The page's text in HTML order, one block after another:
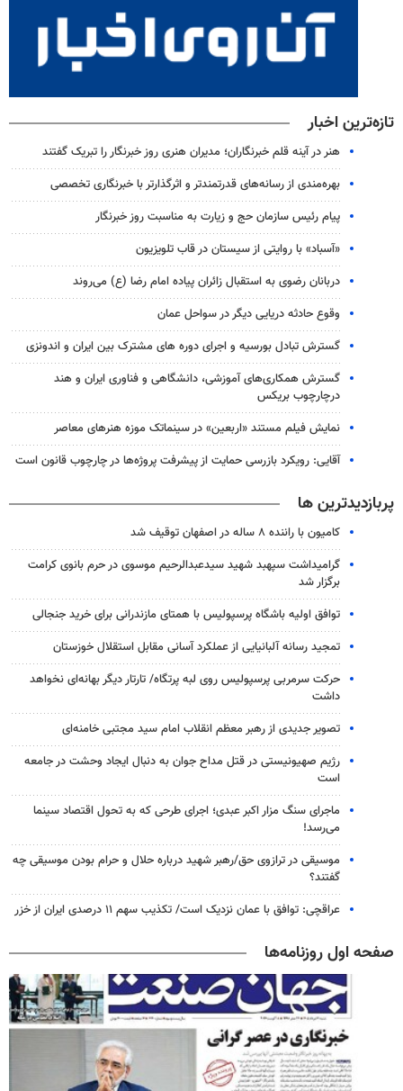
تازه‌ترین اخبار
هنر در آینه قلم خبرنگاران؛ مدیران هنری روز خبرنگار را تبریک گفتند
بهره‌مندی از رسانه‌های قدرتمندتر و اثرگذارتر با خبرنگاری تخصصی
پیام رئیس سازمان حج و زیارت به مناسبت روز خبرنگار
«آسباد» با روایتی از سیستان در قاب تلویزیون
دربانان رضوی به استقبال زائران پیاده امام رضا (ع) می‌روند
وقوع حادثه دریایی دیگر در سواحل عمان
گسترش تبادل بورسیه و اجرای دوره های مشترک بین ایران و اندونزی
گسترش همکاری‌های آموزشی، دانشگاهی و فناوری ایران و هند
درچارچوب بریکس
نمایش فیلم مستند «اربعین» در سینماتک موزه هنرهای معاصر
آقایی: رویکرد بازرسی حمایت از پیشرفت پروژه‌ها در چارچوب قانون است
پربازدیدترین ها
کامیون با راننده ۸ ساله در اصفهان توقیف شد
گرامیداشت سپهبد شهید سیدعبدالرحیم موسوی در حرم بانوی کرامت
برگزار شد
توافق اولیه باشگاه پرسپولیس با همتای مازندرانی برای خرید جنجالی
تمجید رسانه آلبانیایی از عملکرد آسانی مقابل استقلال خوزستان
حرکت سرمربی پرسپولیس روی لبه پرتگاه/ تارتار دیگر بهانه‌ای نخواهد
داشت
تصویر جدیدی از رهبر معظم انقلاب امام سید مجتبی خامنه‌ای
رژیم صهیونیستی در قتل مداح جوان به دنبال ایجاد وحشت در جامعه
است
ماجرای سنگ مزار اکبر عبدی؛ اجرای طرحی که به تحول اقتصاد سینما
می‌رسد!
موسیقی در ترازوی حق/رهبر شهید درباره حلال و حرام بودن موسیقی چه
گفتند؟
عراقچی: توافق با عمان نزدیک است/ تکذیب سهم ۱۱ درصدی ایران از خزر
صفحه اول روزنامه‌ها